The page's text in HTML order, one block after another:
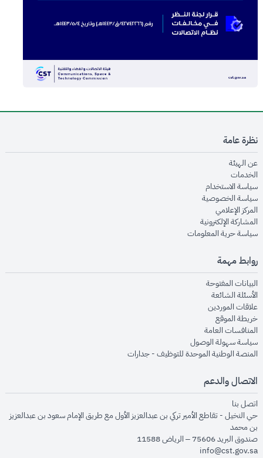
نظرة عامة
عن الهيئةopens in new window
الخدماتopens in new window
سياسة الاستخدام
سياسة الخصوصيةopens in new window
المركز الإعلاميopens in new window
المشاركة الإلكترونيةopens in new window
سياسة حرية المعلوماتopens in new window
روابط مهمة
البيانات المفتوحةopens in new window
الأسئلة الشائعةopens in new window
علاقات الموردينopens in new window
خريطة الموقعopens in new window
المنافسات العامةopens in new window
سياسة سهولة الوصولopens in new window
المنصة الوطنية الموحدة للتوظيف - جداراتopens in new window
الاتصال والدعم
اتصل بنا
حي النخيل - تقاطع الأمير تركي بن عبدالعزيز الأول مع طريق الإمام سعود بن عبدالعزيز
بن محمد
صندوق البريد 75606 – الرياض 11588
info@cst.gov.sa